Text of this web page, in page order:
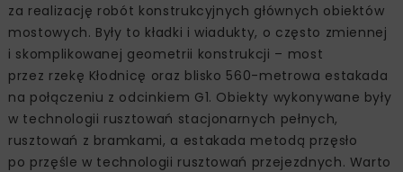
za realizację robót konstrukcyjnych głównych obiektów
mostowych. Były to kładki i wiadukty, o często zmiennej
i skomplikowanej geometrii konstrukcji – most
przez rzekę Kłodnicę oraz blisko 560-metrowa estakada
na połączeniu z odcinkiem G1. Obiekty wykonywane były
w technologii rusztowań stacjonarnych pełnych,
rusztowań z bramkami, a estakada metodą przęsło
po przęśle w technologii rusztowań przejezdnych. Warto